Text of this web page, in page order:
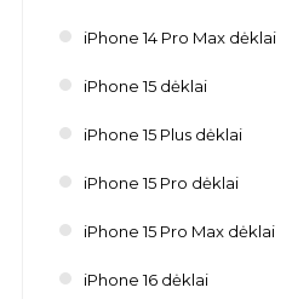
iPhone 14 Pro Max dėklai
iPhone 15 dėklai
iPhone 15 Plus dėklai
iPhone 15 Pro dėklai
iPhone 15 Pro Max dėklai
iPhone 16 dėklai